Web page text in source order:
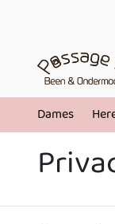
Dames